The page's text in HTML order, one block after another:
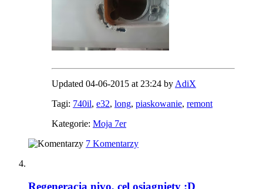
Updated 04-06-2015 at 23:24 by AdiX
Tagi: 740il, e32, long, piaskowanie, remont
Kategorie: Moja 7er
7 Komentarzy
Regeneracja nivo, cel osiągnięty :D